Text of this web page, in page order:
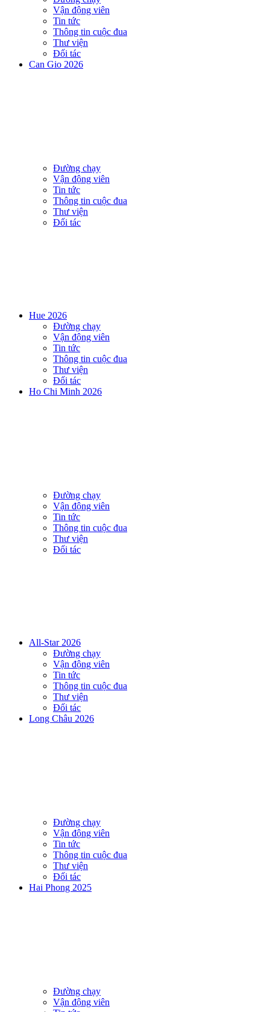
Vận động viên
Tin tức
Thông tin cuộc đua
Thư viện
Đối tác
Can Gio 2026
Đường chạy
Vận động viên
Tin tức
Thông tin cuộc đua
Thư viện
Đối tác
Hue 2026
Đường chạy
Vận động viên
Tin tức
Thông tin cuộc đua
Thư viện
Đối tác
Ho Chi Minh 2026
Đường chạy
Vận động viên
Tin tức
Thông tin cuộc đua
Thư viện
Đối tác
All-Star 2026
Đường chạy
Vận động viên
Tin tức
Thông tin cuộc đua
Thư viện
Đối tác
Long Châu 2026
Đường chạy
Vận động viên
Tin tức
Thông tin cuộc đua
Thư viện
Đối tác
Hai Phong 2025
Đường chạy
Vận động viên